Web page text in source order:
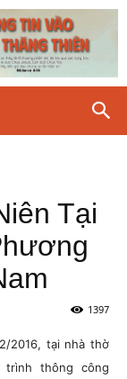
Tại
1397
2016, tại nhà thờ
trình thông công